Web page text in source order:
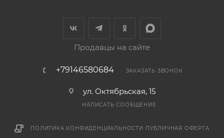
Продавцы на сайте
+79146580684 ЗАКАЗАТЬ ЗВОНОК
ул. Октябрьская, 15
НАПИСАТЬ СООБЩЕНИЕ
ПОЛИТИКА КОНФИДЕНЦИАЛЬНОСТИ ПУБЛИЧНАЯ ОФЕРТА